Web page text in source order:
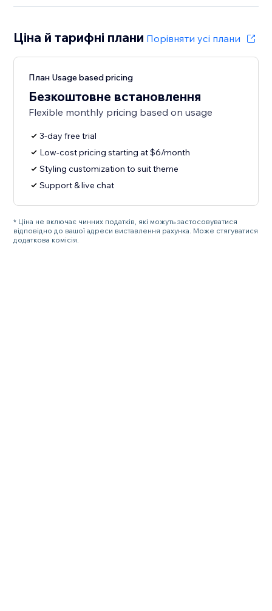
Ціна й тарифні плани Порівняти усі плани
План Usage based pricing
Безкоштовне встановлення
Flexible monthly pricing based on usage
3-day free trial
Low-cost pricing starting at $6/month
Styling customization to suit theme
Support & live chat
* Ціна не включає чинних податків, які можуть застосовуватися
відповідно до вашої адреси виставлення рахунка. Може стягуватися
додаткова комісія.